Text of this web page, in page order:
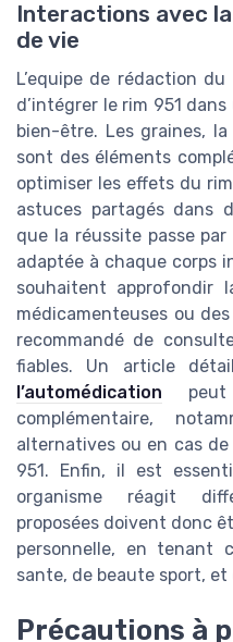
Interactions avec
de vie
L’equipe de rédaction
d’intégrer le rim 951
bien-être. Les graines,
sont des éléments
optimiser les effets du
astuces partagés dans
que la réussite passe
adaptée à chaque corps
souhaitent approfondir
médicamenteuses ou
recommandé de
fiables. Un article
l’automédication peut
complémentaire,
alternatives ou en cas
951. Enfin, il est
organisme réagit
proposées doivent donc
personnelle, en tenant
sante, de beaute sport,
Précautions à